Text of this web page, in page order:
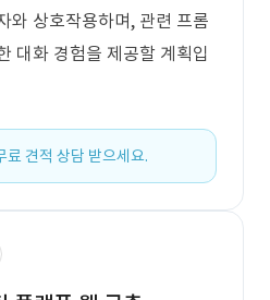
와 상호작용하며, 관련 프롬
대화 경험을 제공할 계획입
료 견적 상담 받으세요.